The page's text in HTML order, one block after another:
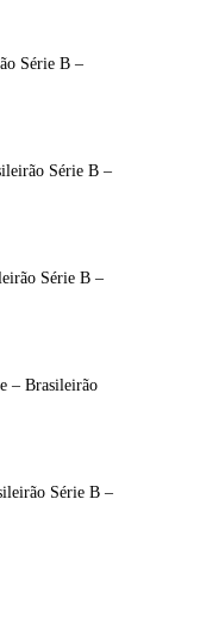
Série B –
Série B –
Série B –
– Brasileirão
Série B –